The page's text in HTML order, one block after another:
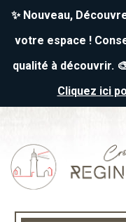
✨ Nouveau,
votre espace !
qualité à découvrir.
Cliquez ici
Skip
to
Main